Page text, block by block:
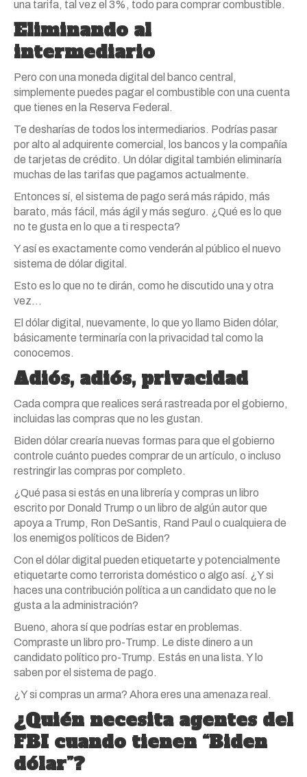
una tarifa, tal vez el 3%, todo para comprar combustible.
Eliminando al
intermediario
Pero con una moneda digital del banco central,
simplemente puedes pagar el combustible con una cuenta
que tienes en la Reserva Federal.
Te desharías de todos los intermediarios. Podrías pasar
por alto al adquirente comercial, los bancos y la compañía
de tarjetas de crédito. Un dólar digital también eliminaría
muchas de las tarifas que pagamos actualmente.
Entonces sí, el sistema de pago será más rápido, más
barato, más fácil, más ágil y más seguro. ¿Qué es lo que
no te gusta en lo que a ti respecta?
Y así es exactamente como venderán al público el nuevo
sistema de dólar digital.
Esto es lo que no te dirán, como he discutido una y otra
vez…
El dólar digital, nuevamente, lo que yo llamo Biden dólar,
básicamente terminaría con la privacidad tal como la
conocemos.
Adiós, adiós, privacidad
Cada compra que realices será rastreada por el gobierno,
incluidas las compras que no les gustan.
Biden dólar crearía nuevas formas para que el gobierno
controle cuánto puedes comprar de un artículo, o incluso
restringir las compras por completo.
¿Qué pasa si estás en una librería y compras un libro
escrito por Donald Trump o un libro de algún autor que
apoya a Trump, Ron DeSantis, Rand Paul o cualquiera de
los enemigos políticos de Biden?
Con el dólar digital pueden etiquetarte y potencialmente
etiquetarte como terrorista doméstico o algo así. ¿Y si
haces una contribución política a un candidato que no le
gusta a la administración?
Bueno, ahora sí que podrías estar en problemas.
Compraste un libro pro-Trump. Le diste dinero a un
candidato político pro-Trump. Estás en una lista. Y lo
saben por el sistema de pago.
¿Y si compras un arma? Ahora eres una amenaza real.
¿Quién necesita agentes del
FBI cuando tienen “Biden
dólar”?